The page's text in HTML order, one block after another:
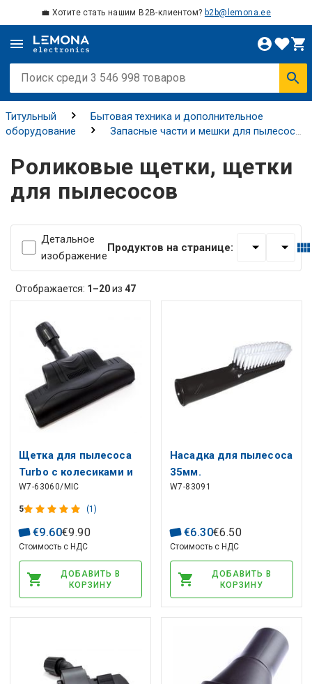
💼 Хотите стать нашим B2B-клиентом? b2b@lemona.ee
Титульный
Бытовая техника и дополнительное
оборудование
Запасные части и мешки для пылесосов
Роликовые щетки, щетки
для пылесосов
Детальное
изображение
Продуктов на странице:
Отображается: 1–20из 47
Щетка для пылесоса
Turbo с колесиками и
средством для чистки
ковров Ø30-35 мм
W7-63060/MIC
5 (1)
€9.60€9.90
Стоимость с НДС
ДОБАВИТЬ В
КОРЗИНУ
Насадка для пылесоса
35мм.
W7-83091
€6.30€6.50
Стоимость с НДС
ДОБАВИТЬ В
КОРЗИНУ